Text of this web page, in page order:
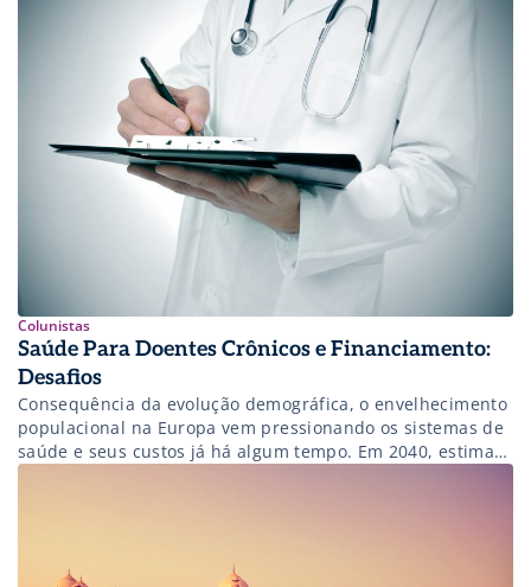
medicamentos e materiais médicos.
Colunistas
Saúde Para Doentes Crônicos e Financiamento:
Desafios
Consequência da evolução demográfica, o envelhecimento
populacional na Europa vem pressionando os sistemas de
saúde e seus custos já há algum tempo. Em 2040, estima-